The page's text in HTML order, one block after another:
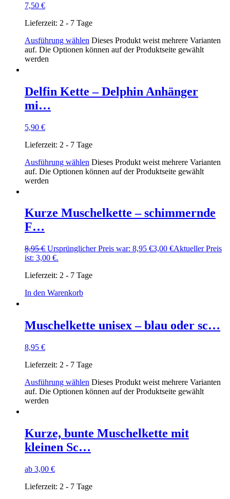
7,50 €
Lieferzeit: 2 - 7 Tage
Ausführung wählen Dieses Produkt weist mehrere Varianten
auf. Die Optionen können auf der Produktseite gewählt
werden
Delfin Kette – Delphin Anhänger
mi…
5,90 €
Lieferzeit: 2 - 7 Tage
Ausführung wählen Dieses Produkt weist mehrere Varianten
auf. Die Optionen können auf der Produktseite gewählt
werden
Kurze Muschelkette – schimmernde
F…
8,95€ Ursprünglicher Preis war: 8,95 €3,00 €Aktueller Preis
ist: 3,00 €.
Lieferzeit: 2 - 7 Tage
In den Warenkorb
Muschelkette unisex – blau oder sc…
8,95 €
Lieferzeit: 2 - 7 Tage
Ausführung wählen Dieses Produkt weist mehrere Varianten
auf. Die Optionen können auf der Produktseite gewählt
werden
Kurze, bunte Muschelkette mit
kleinen Sc…
ab 3,00 €
Lieferzeit: 2 - 7 Tage